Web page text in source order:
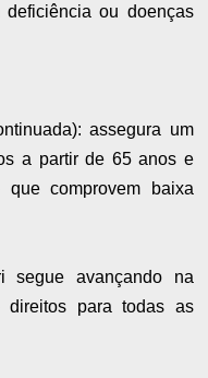
deficiência ou doenças
assegura um
a partir de 65 anos e
que comprovem baixa
segue avançando na
direitos para todas as